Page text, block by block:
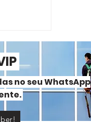
no seu WhatsApp